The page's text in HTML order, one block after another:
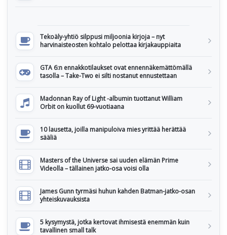
Tekoäly-yhtiö silppusi miljoonia kirjoja – nyt
harvinaisteosten kohtalo pelottaa kirjakauppiaita
GTA 6:n ennakkotilaukset ovat ennennäkemättömällä
tasolla – Take-Two ei silti nostanut ennustettaan
Madonnan Ray of Light -albumin tuottanut William
Orbit on kuollut 69-vuotiaana
10 lausetta, joilla manipuloiva mies yrittää herättää
sääliä
Masters of the Universe sai uuden elämän Prime
Videolla – tällainen jatko-osa voisi olla
James Gunn tyrmäsi huhun kahden Batman-jatko-osan
yhteiskuvauksista
5 kysymystä, jotka kertovat ihmisestä enemmän kuin
tavallinen small talk